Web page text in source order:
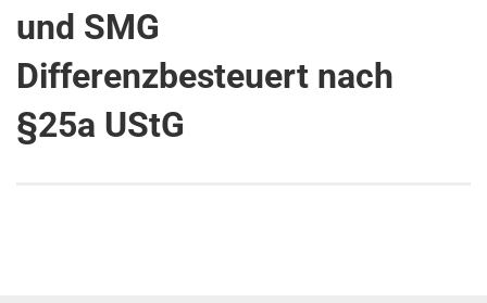
und SMG
Differenzbesteuert nach
§25a UStG